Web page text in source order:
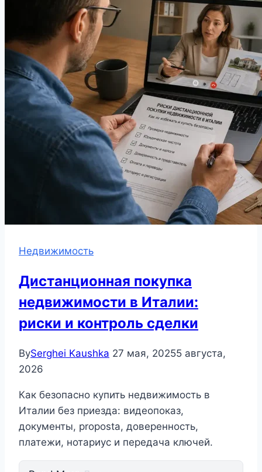
Недвижимость
Дистанционная покупка
недвижимости в Италии:
риски и контроль сделки
BySerghei Kaushka 27 мая, 20255 августа,
2026
Как безопасно купить недвижимость в
Италии без приезда: видеопоказ,
документы, proposta, доверенность,
платежи, нотариус и передача ключей.